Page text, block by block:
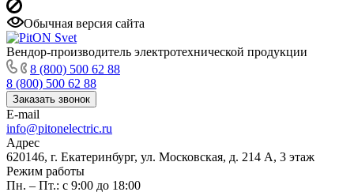
Обычная версия сайта
Вендор-производитель электротехнической продукции
8 (800) 500 62 88
8 (800) 500 62 88
Заказать звонок
E-mail
info@pitonelectric.ru
Адрес
620146, г. Екатеринбург, ул. Московская, д. 214 А, 3 этаж
Режим работы
Пн. – Пт.: с 9:00 до 18:00